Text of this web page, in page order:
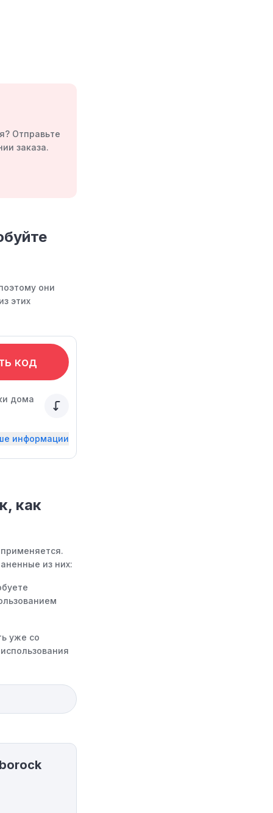
Отправьте
заказа.
они
этих
код
дома
информации
как
из них:
уже со